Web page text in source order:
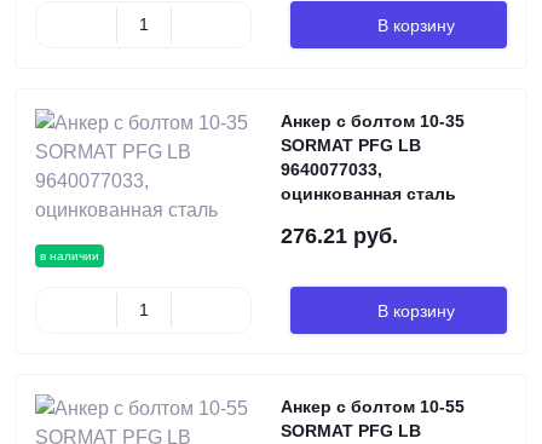
В корзину
в наличии
Анкер с болтом 10-35
SORMAT PFG LB
9640077033,
оцинкованная сталь
276.21 руб.
В корзину
Анкер с болтом 10-55
SORMAT PFG LB